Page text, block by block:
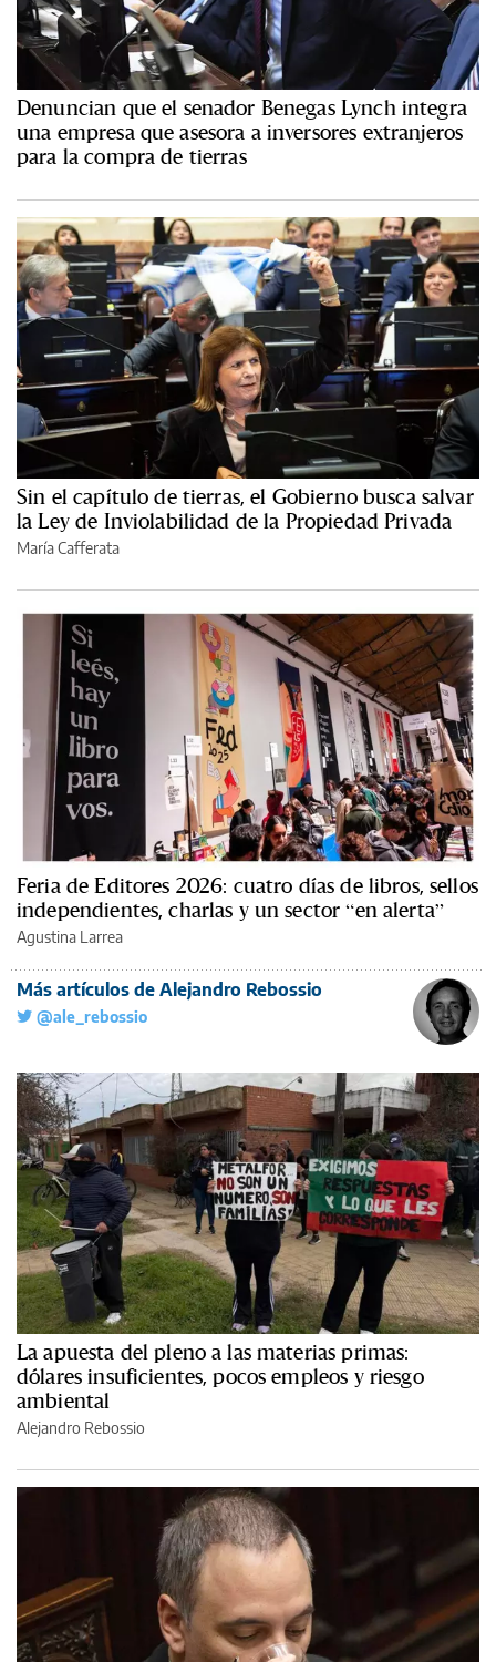
Denuncian que el senador Benegas Lynch integra
una empresa que asesora a inversores extranjeros
para la compra de tierras
Sin el capítulo de tierras, el Gobierno busca salvar
la Ley de Inviolabilidad de la Propiedad Privada
María Cafferata
Feria de Editores 2026: cuatro días de libros, sellos
independientes, charlas y un sector “en alerta”
Agustina Larrea
Más artículos de Alejandro Rebossio
@ale_rebossio
La apuesta del pleno a las materias primas:
dólares insuficientes, pocos empleos y riesgo
ambiental
Alejandro Rebossio